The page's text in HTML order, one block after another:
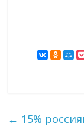
← 15%